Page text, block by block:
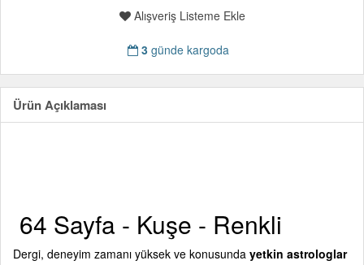
Alışveriş Listeme Ekle
3günde kargoda
Ürün Açıklaması
64 Sayfa - Kuşe - Renkli
Dergi, deneyim zamanı yüksek ve konusunda yetkin astrologlar